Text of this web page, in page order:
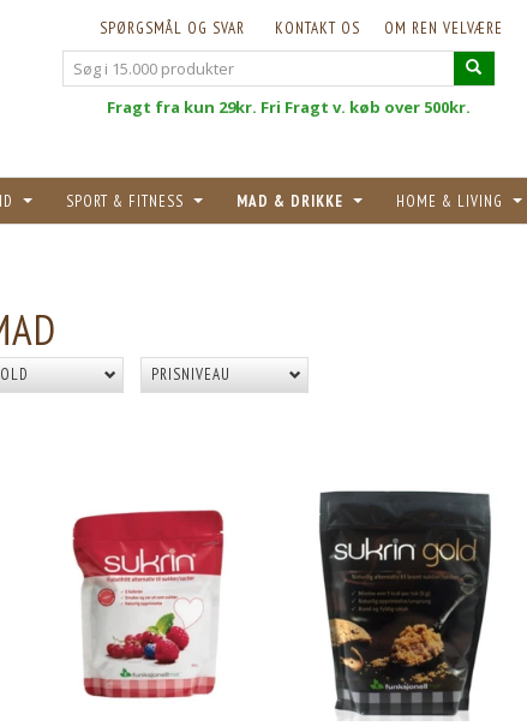
OM REN VELVÆRE
KONTAKT OS
SPØRGSMÅL OG SVAR
Fragt fra kun 29kr. Fri Fragt v. køb over 500kr.
SPORT & FITNESS MAD & DRIKKE HOME & LIVING
PRISNIVEAU